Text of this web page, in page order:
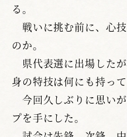
る。
戦いに挑む前に、心
のか。
県代表選に出場した
身の特技は何にも持って
今回久しぶりに思い
プを手にした。